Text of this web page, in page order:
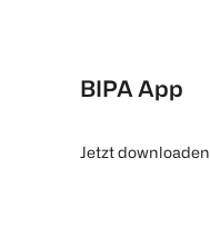
BIPA App
Jetzt downloaden